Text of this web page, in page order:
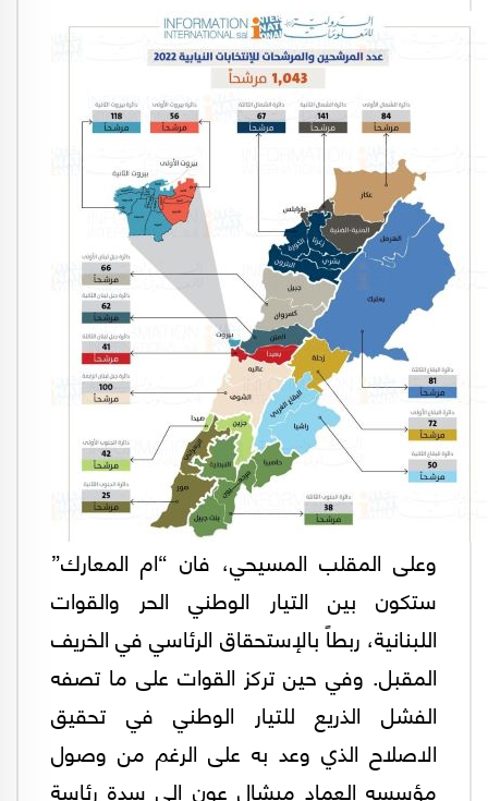
وعلى المقلب المسيحي، فان “ام المعارك”
ستكون بين التيار الوطني الحر والقوات
اللبنانية، ربطاً بالإستحقاق الرئاسي في الخريف
المقبل. وفي حين تركز القوات على ما تصفه
الفشل الذريع للتيار الوطني في تحقيق
الاصلاح الذي وعد به على الرغم من وصول
مؤسسه العماد ميشال عون الى سدة رئاسة